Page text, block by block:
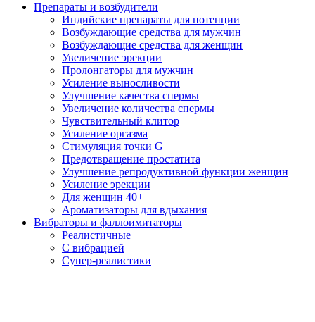
Препараты и возбудители
Индийские препараты для потенции
Возбуждающие средства для мужчин
Возбуждающие средства для женщин
Увеличение эрекции
Пролонгаторы для мужчин
Усиление выносливости
Улучшение качества спермы
Увеличение количества спермы
Чувствительный клитор
Усиление оргазма
Стимуляция точки G
Предотвращение простатита
Улучшение репродуктивной функции женщин
Усиление эрекции
Для женщин 40+
Ароматизаторы для вдыхания
Вибраторы и фаллоимитаторы
Реалистичные
С вибрацией
Супер-реалистики